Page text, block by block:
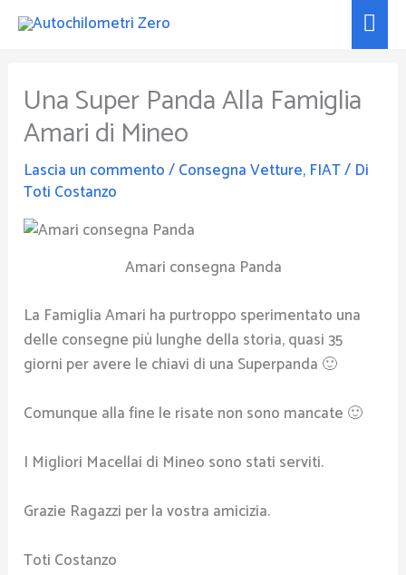
Vai
Una Super Panda Alla Famiglia
Amari di Mineo
Lascia un commento/Consegna Vetture, FIAT/ Di
Toti Costanzo
Amari consegna Panda
La Famiglia Amari ha purtroppo sperimentato una
delle consegne più lunghe della storia, quasi 35
giorni per avere le chiavi di una Superpanda 🙂
Comunque alla fine le risate non sono mancate 🙂
I Migliori Macellai di Mineo sono stati serviti.
Grazie Ragazzi per la vostra amicizia.
Toti Costanzo